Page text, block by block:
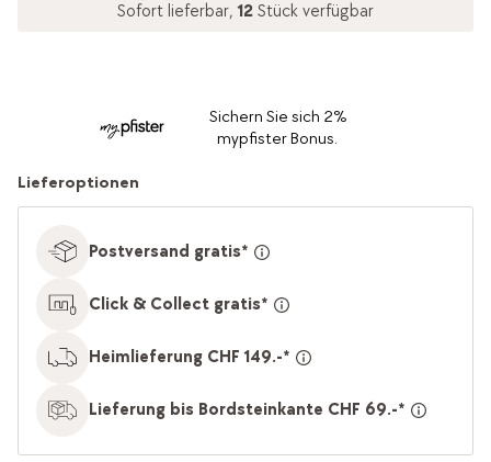
Sofort lieferbar,12 Stück verfügbar
Sichern Sie sich 2%
mypfister Bonus.
Lieferoptionen
Postversand gratis*
Click & Collect gratis*
Heimlieferung CHF 149.-*
Lieferung bis Bordsteinkante CHF 69.-*